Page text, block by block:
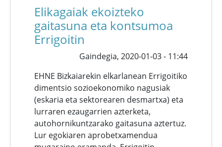
Elikagaiak ekoizteko
gaitasuna eta kontsumoa
Errigoitin
Gaindegia, 2020-01-03 - 11:44
EHNE Bizkaiarekin elkarlanean Errigoitiko
dimentsio sozioekonomiko nagusiak
(eskaria eta sektorearen desmartxa) eta
lurraren ezaugarrien azterketa,
autohornikuntzarako gaitasuna aztertuz.
Lur egokiaren aprobetxamendua